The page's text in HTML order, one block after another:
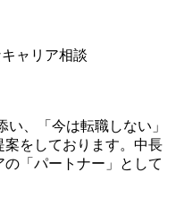
でなく、顧客の
献し、さらには
を提案・推進する
ています。 【変
会社の定める業務
の可能性あり
ャリア相談
、「今は転職しない」
案をしております。中長
「パートナー」として